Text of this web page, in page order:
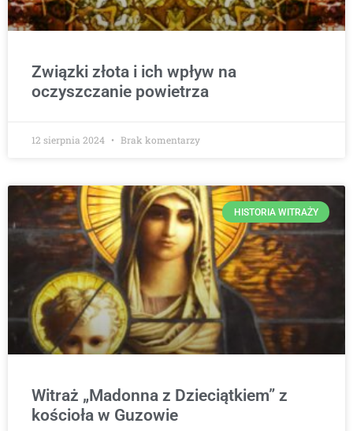
Związki złota i ich wpływ na
oczyszczanie powietrza
12 sierpnia 2024 Brak komentarzy
HISTORIA WITRAŻY
Witraż „Madonna z Dzieciątkiem” z
kościoła w Guzowie